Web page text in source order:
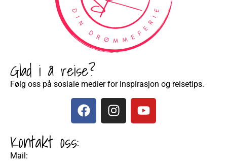
Glad i å reise?
Følg oss på sosiale medier for inspirasjon og reisetips.
Kontakt oss:
Mail: